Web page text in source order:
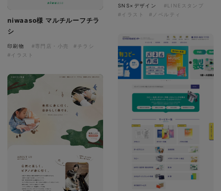
niwaaso様 マルチルーフチラ
シ
印刷物 #専門店・小売
#チラシ
#イラスト
SNS×デザイン
#LINEスタンプ
#イラスト
#ノベルティ